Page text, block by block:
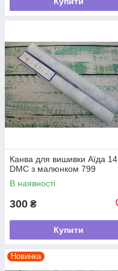
Канва для вишивки Аїда 14
DMC з малюнком 799
В наявності
300 ₴
Купити
Новинка